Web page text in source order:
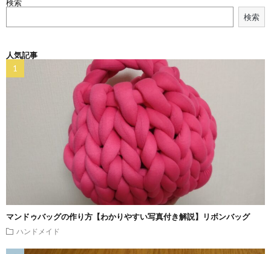
検索
検索
人気記事
マンドゥバッグの作り方【わかりやすい写真付き解説】リボンバッグ
ハンドメイド